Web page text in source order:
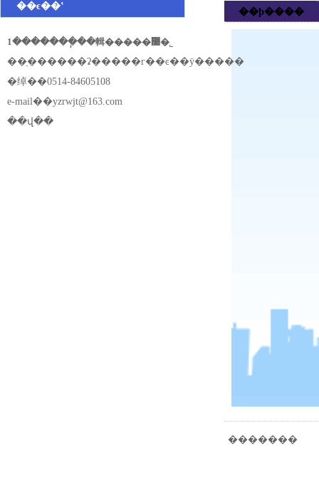
��ϵ��ʽ
1�������ֽ��輯�����޹�˾
��ַ������ʡ�����г��ͼ��ÿ�����
�绰��0514-84605108
e-mail��yzrwjt@163.com
��վ��
��ϸ����
�������